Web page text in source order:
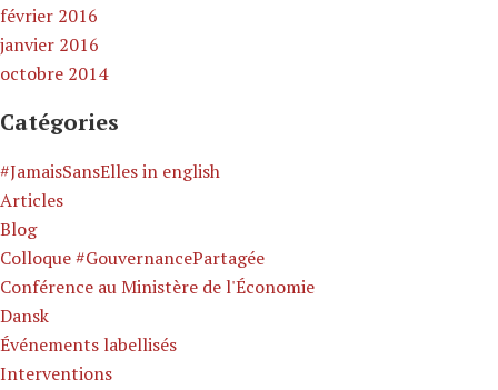
février 2016
janvier 2016
octobre 2014
Catégories
#JamaisSansElles in english
Articles
Blog
Colloque #GouvernancePartagée
Conférence au Ministère de l'Économie
Dansk
Événements labellisés
Interventions